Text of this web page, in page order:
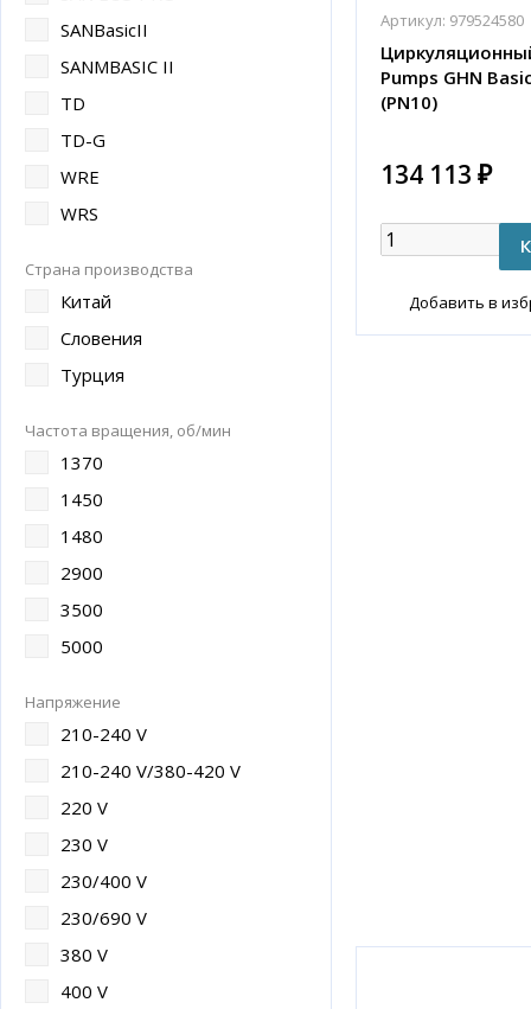
SANBasicII
SANMBASIC II
TD
TD-G
WRE
WRS
Страна производства
Китай
Словения
Турция
Частота вращения, об/мин
1370
1450
1480
2900
3500
5000
Напряжение
210-240 V
210-240 V/380-420 V
220 V
230 V
230/400 V
230/690 V
380 V
400 V
Артикул: 979524580
Pumps GHN
(PN10)
134 113 ₽
Добавить в